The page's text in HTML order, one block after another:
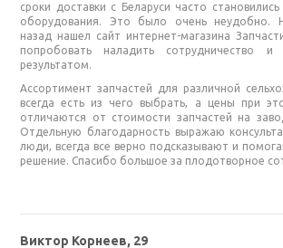
сроки доставки с Беларуси часто
оборудования. Это было очень неудобно.
назад нашел сайт интернет-магазина
попробовать наладить сотрудничество и
результатом.
Ассортимент запчастей для различной
всегда есть из чего выбрать, а цены при
отличаются от стоимости запчастей на
Отдельную благодарность выражаю
люди, всегда все верно подсказывают и
решение. Спасибо большое за плодотворное
Виктор Корнеев, 29